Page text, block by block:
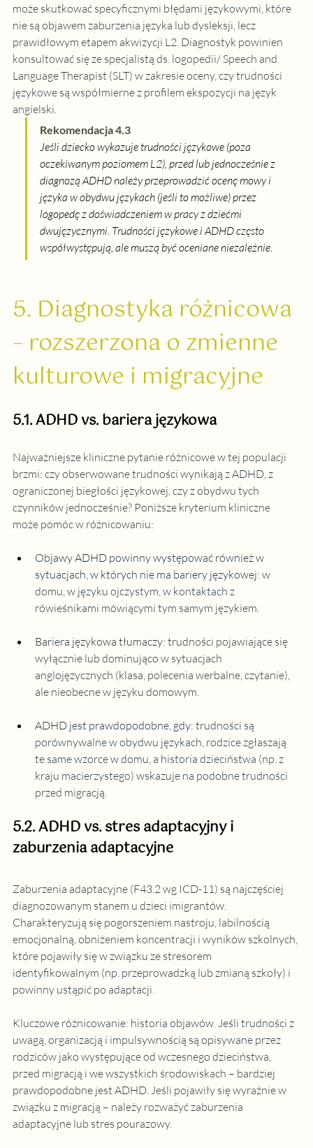
może skutkować specyficznymi błędami językowymi, które
nie są objawem zaburzenia języka lub dysleksji, lecz
prawidłowym etapem akwizycji L2. Diagnostyk powinien
konsultować się ze specjalistą ds. logopedii/ Speech and
Language Therapist (SLT) w zakresie oceny, czy trudności
językowe są współmierne z profilem ekspozycji na język
angielski.
Rekomendacja 4.3
Jeśli dziecko wykazuje trudności językowe (poza
oczekiwanym poziomem L2), przed lub jednocześnie z
diagnozą ADHD należy przeprowadzić ocenę mowy i
języka w obydwu językach (jeśli to możliwe) przez
logopedę z doświadczeniem w pracy z dziećmi
dwujęzycznymi. Trudności językowe i ADHD często
współwystępują, ale muszą być oceniane niezależnie.
5. Diagnostyka różnicowa
– rozszerzona o zmienne
kulturowe i migracyjne
5.1. ADHD vs. bariera językowa
Najważniejsze kliniczne pytanie różnicowe w tej populacji
brzmi: czy obserwowane trudności wynikają z ADHD, z
ograniczonej biegłości językowej, czy z obydwu tych
czynników jednocześnie? Poniższe kryterium kliniczne
może pomóc w różnicowaniu:
Objawy ADHD powinny występować również w
sytuacjach, w których nie ma bariery językowej: w
domu, w języku ojczystym, w kontaktach z
rówieśnikami mówiącymi tym samym językiem.
Bariera językowa tłumaczy: trudności pojawiające się
wyłącznie lub dominująco w sytuacjach
anglojęzycznych (klasa, polecenia werbalne, czytanie),
ale nieobecne w języku domowym.
ADHD jest prawdopodobne, gdy: trudności są
porównywalne w obydwu językach, rodzice zgłaszają
te same wzorce w domu, a historia dzieciństwa (np. z
kraju macierzystego) wskazuje na podobne trudności
przed migracją.
5.2. ADHD vs. stres adaptacyjny i
zaburzenia adaptacyjne
Zaburzenia adaptacyjne (F43.2 wg ICD-11) są najczęściej
diagnozowanym stanem u dzieci imigrantów.
Charakteryzują się pogorszeniem nastroju, labilnością
emocjonalną, obniżeniem koncentracji i wyników szkolnych,
które pojawiły się w związku ze stresorem
identyfikowalnym (np. przeprowadzką lub zmianą szkoły) i
powinny ustąpić po adaptacji.
Kluczowe różnicowanie: historia objawów. Jeśli trudności z
uwagą, organizacją i impulsywnością są opisywane przez
rodziców jako występujące od wczesnego dzieciństwa,
przed migracją i we wszystkich środowiskach – bardziej
prawdopodobne jest ADHD. Jeśli pojawiły się wyraźnie w
związku z migracją – należy rozważyć zaburzenia
adaptacyjne lub stres pourazowy.